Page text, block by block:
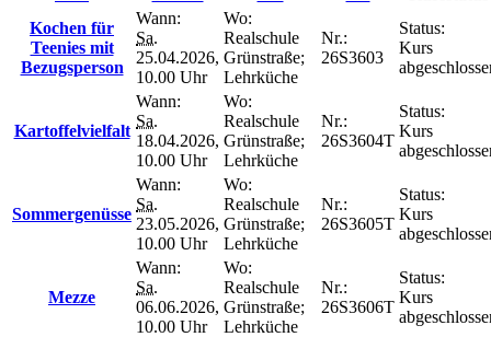
Kochen für
Teenies mit
Bezugsperson
Wann:
Sa.
25.04.2026,
10.00 Uhr
Wo:
Realschule
Grünstraße;
Lehrküche
Nr.:
26S3603
Status:
Kurs
Kartoffelvielfalt
Wann:
Sa.
18.04.2026,
10.00 Uhr
Wo:
Realschule
Grünstraße;
Lehrküche
Nr.:
26S3604T
Status:
Kurs
Sommergenüsse
Wann:
Sa.
23.05.2026,
10.00 Uhr
Wo:
Realschule
Grünstraße;
Lehrküche
Nr.:
26S3605T
Status:
Kurs
Mezze
Wann:
Sa.
06.06.2026,
10.00 Uhr
Wo:
Realschule
Grünstraße;
Lehrküche
Nr.:
26S3606T
Status:
Kurs